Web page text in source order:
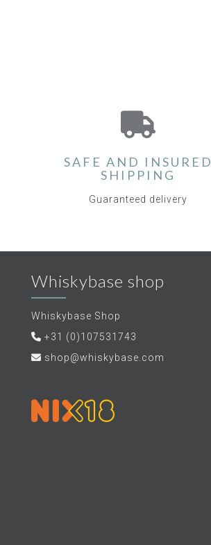
SAFE AND INSURED
SHIPPING
Guaranteed delivery
Whiskybase shop
Whiskybase Shop
+31 (0)107531743
shop@whiskybase.com